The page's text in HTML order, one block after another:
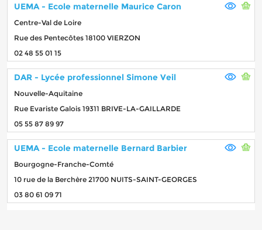
UEMA - Ecole maternelle Maurice Caron
Centre-Val de Loire
Rue des Pentecôtes 18100 VIERZON
02 48 55 01 15
DAR - Lycée professionnel Simone Veil
Nouvelle-Aquitaine
Rue Evariste Galois 19311 BRIVE-LA-GAILLARDE
05 55 87 89 97
UEMA - Ecole maternelle Bernard Barbier
Bourgogne-Franche-Comté
10 rue de la Berchère 21700 NUITS-SAINT-GEORGES
03 80 61 09 71